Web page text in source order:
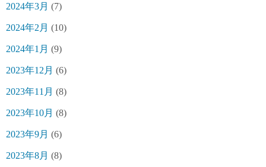
2024年3月 (7)
2024年2月 (10)
2024年1月 (9)
2023年12月 (6)
2023年11月 (8)
2023年10月 (8)
2023年9月 (6)
2023年8月 (8)